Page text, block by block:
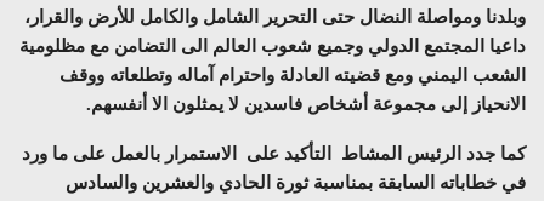
وبلدنا ومواصلة النضال حتى التحرير الشامل والكامل للأرض والقرار،
داعيا المجتمع الدولي وجميع شعوب العالم الى التضامن مع مظلومية
الشعب اليمني ومع قضيته العادلة واحترام آماله وتطلعاته ووقف
الانحياز إلى مجموعة أشخاص فاسدين لا يمثلون الا أنفسهم.
كما جدد الرئيس المشاط التأكيد على الاستمرار بالعمل على ما ورد
في خطاباته السابقة بمناسبة ثورة الحادي والعشرين والسادس